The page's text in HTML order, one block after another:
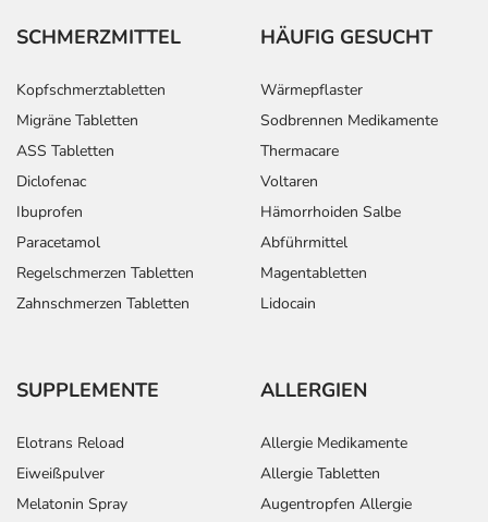
SCHMERZMITTEL
Kopfschmerztabletten
Migräne Tabletten
ASS Tabletten
Diclofenac
Ibuprofen
Paracetamol
Regelschmerzen Tabletten
Zahnschmerzen Tabletten
HÄUFIG GESUCHT
Wärmepflaster
Sodbrennen Medikamente
Thermacare
Voltaren
Hämorrhoiden Salbe
Abführmittel
Magentabletten
Lidocain
SUPPLEMENTE
Elotrans Reload
Eiweißpulver
Melatonin Spray
ALLERGIEN
Allergie Medikamente
Allergie Tabletten
Augentropfen Allergie